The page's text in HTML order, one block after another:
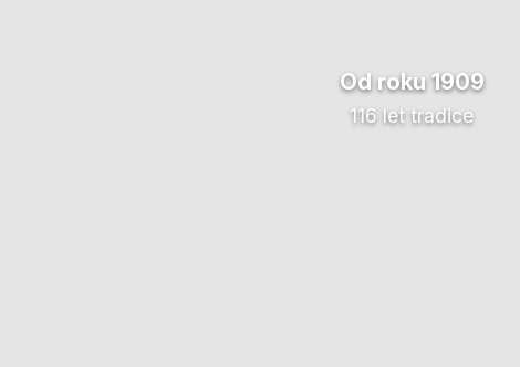
Od roku 1909
116 let tradice